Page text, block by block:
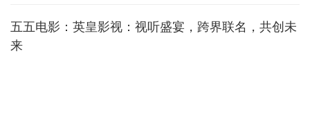
五五电影：英皇影视：视听盛宴，跨界联名，共创未
来